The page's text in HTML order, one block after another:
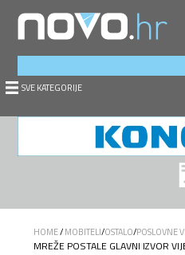
SVE KATEGORIJE
HOME/MOBITELI/OSTALO/POSLOVNE
MREŽE POSTALE GLAVNI IZVOR